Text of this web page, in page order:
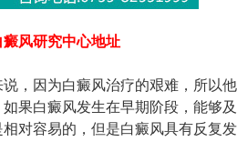
癜风研究中心地址
因为白癜风治疗的艰难，所以他
果白癜风发生在早期阶段，能够及
对容易的，但是白癜风具有反复发